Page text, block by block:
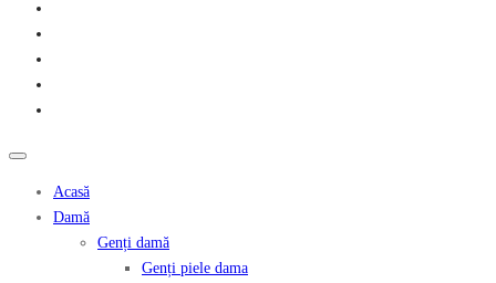
Acasă
Damă
Genți damă
Genți piele dama